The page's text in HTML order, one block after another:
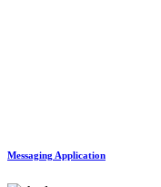
Messaging Application